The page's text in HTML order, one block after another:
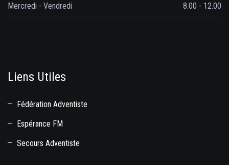
Mercredi - Vendredi 8.00 - 12.00
Liens Utiles
Fédération Adventiste
Espérance FM
Secours Adventiste